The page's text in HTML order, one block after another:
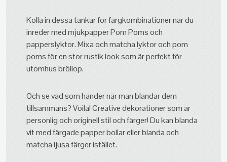
Kolla in dessa tankar för färgkombinationer när du
inreder med mjukpapper Pom Poms och
papperslyktor. Mixa och matcha lyktor och pom
poms för en stor rustik look som är perfekt för
utomhus bröllop.
Och se vad som händer när man blandar dem
tillsammans? Voila! Creative dekorationer som är
personlig och originell stil och färger! Du kan blanda
vit med färgade papper bollar eller blanda och
matcha ljusa färger istället.